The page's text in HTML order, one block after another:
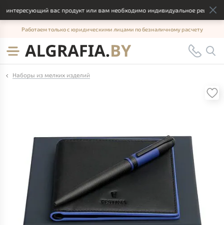
вас продукт или вам необходимо индивидуальное
Работаем только с юридическими лицами по безналичному расчету
Наборы из мелких изделий